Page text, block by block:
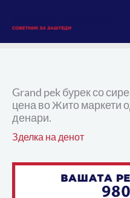
content
Grand pek бурек со
цена во Жито маркети
денари.
Зделка на денот